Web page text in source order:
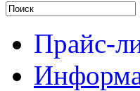
Прайс-